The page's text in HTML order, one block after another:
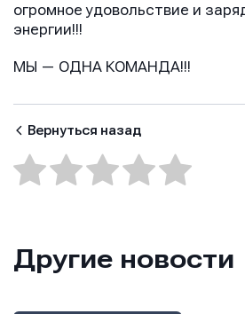
огромное удовольствие и
энергии!!!
МЫ — ОДНА КОМАНДА!!!
Вернуться назад
Другие новости